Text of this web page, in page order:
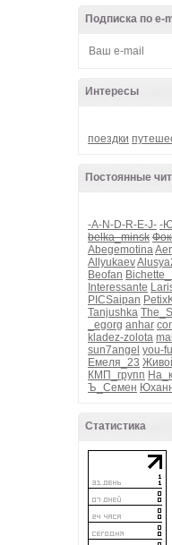
Подписка по e-
Интересы
поездки
Постоянные
-A-N-D-R-E-J- -
belka_minsk
Abegemotina
Allyukaev
Beofan
Interessante
PICSaipan
Tanjushka
_egorg anhar
kladez-zolota
sun7angel you-
Емеля_23
КМП_групп
Ъ_Семен
Статистика